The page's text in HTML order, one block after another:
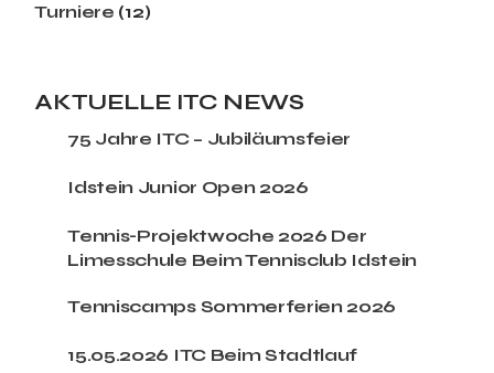
Turniere (12)
AKTUELLE ITC NEWS
75 Jahre ITC – Jubiläumsfeier
Idstein Junior Open 2026
Tennis-Projektwoche 2026 Der
Limesschule Beim Tennisclub Idstein
Tenniscamps Sommerferien 2026
15.05.2026 ITC Beim Stadtlauf